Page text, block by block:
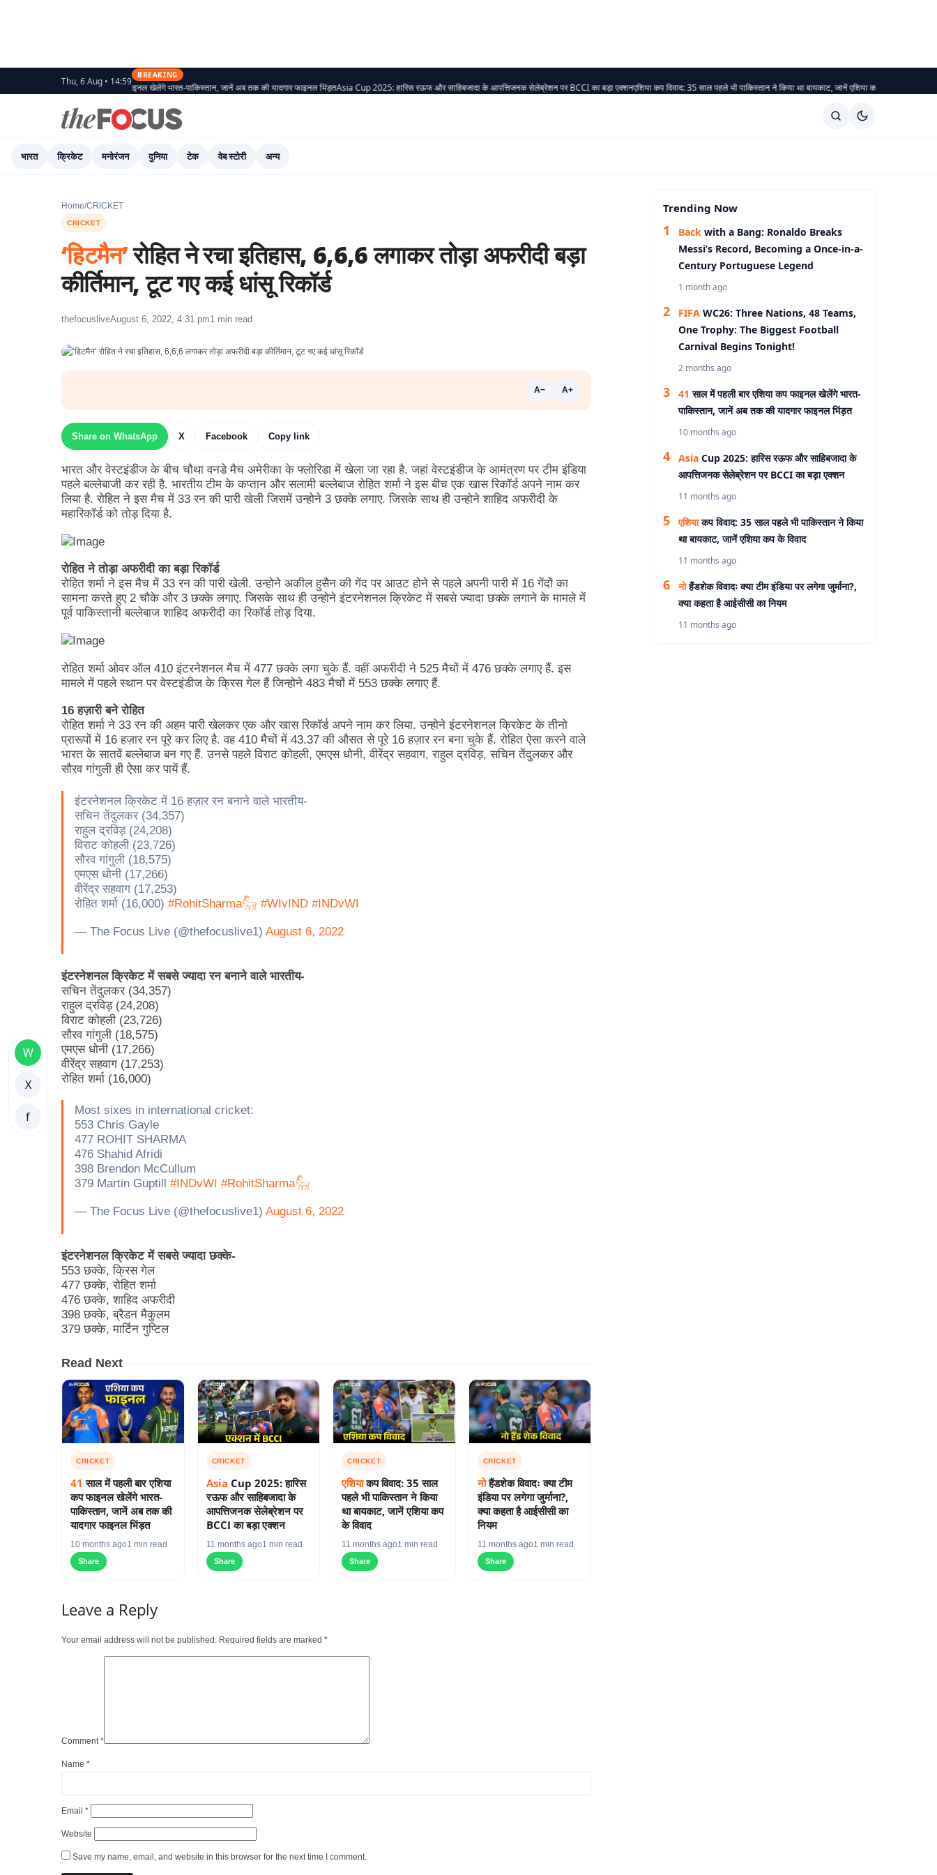
Thu, 6 Aug • 14:59
BREAKING
साल में पहली बार एशिया कप फाइनल खेलेंगे भारत-पाकिस्तान, जानें अब तक की यादगार फाइनल भिंड़तAsia Cup 2025: हारिस रऊफ और साहिबजादा के आपत्तिजनक सेलेब्रेशन पर BCCI का बड़ा एक्शनएशिया कप विवाद: 35 साल पहले भी पाकिस्तान ने किया था बायकाट, जानें एशिया कप के विवादनो हैंडशेक विवादः
भारत क्रिकेट मनोरंजन दुनिया टेक वेब स्टोरी अन्य
Home/CRICKET
CRICKET
‘हिटमैन’रोहित ने रचा इतिहास, 6,6,6 लगाकर तोड़ा अफरीदी बड़ा
कीर्तिमान, टूट गए कई धांसू रिकॉर्ड
thefocusliveAugust 6, 2022, 4:31 pm1 min read
A− A+
Share on WhatsApp X Facebook Copy link
भारत और वेस्टइंडीज के बीच चौथा वनडे मैच अमेरीका के फ्लोरिडा में खेला जा रहा है. जहां वेस्टइंडीज के आमंत्रण पर टीम इंडिया
पहले बल्लेबाजी कर रही है. भारतीय टीम के कप्तान और सलामी बल्लेबाज रोहित शर्मा ने इस बीच एक खास रिकॉर्ड अपने नाम कर
लिया है. रोहित ने इस मैच में 33 रन की पारी खेली जिसमें उन्होने 3 छक्के लगाए. जिसके साथ ही उन्होने शाहिद अफरीदी के
महारिकॉर्ड को तोड़ दिया है.
रोहित ने तोड़ा अफरीदी का बड़ा रिकॉर्ड
रोहित शर्मा ने इस मैच में 33 रन की पारी खेली. उन्होने अकील हुसैन की गेंद पर आउट होने से पहले अपनी पारी में 16 गेंदों का
सामना करते हुए 2 चौके और 3 छक्के लगाए. जिसके साथ ही उन्होने इंटरनेशनल क्रिकेट में सबसे ज्यादा छक्के लगाने के मामले में
पूर्व पाकिस्तानी बल्लेबाज शाहिद अफरीदी का रिकॉर्ड तोड़ दिया.
रोहित शर्मा ओवर ऑल 410 इंटरनेशनल मैच में 477 छक्के लगा चुके हैं. वहीं अफरीदी ने 525 मैचों में 476 छक्के लगाए हैं. इस
मामले में पहले स्थान पर वेस्टइंडीज के क्रिस गेल हैं जिन्होने 483 मैचों में 553 छक्के लगाए हैं.
16 हज़ारी बने रोहित
रोहित शर्मा ने 33 रन की अहम पारी खेलकर एक और खास रिकॉर्ड अपने नाम कर लिया. उन्होने इंटरनेशनल क्रिकेट के तीनो
प्रारूपों में 16 हज़ार रन पूरे कर लिए है. वह 410 मैचों में 43.37 की औसत से पूरे 16 हज़ार रन बना चुके हैं. रोहित ऐसा करने वाले
भारत के सातवें बल्लेबाज बन गए हैं. उनसे पहले विराट कोहली, एमएस धोनी, वीरेंद्र सहवाग, राहुल द्रविड़, सचिन तेंदुलकर और
सौरव गांगुली ही ऐसा कर पायें हैं.
इंटरनेशनल क्रिकेट में 16 हज़ार रन बनाने वाले भारतीय-
सचिन तेंदुलकर (34,357)
राहुल द्रविड़ (24,208)
विराट कोहली (23,726)
सौरव गांगुली (18,575)
एमएस धोनी (17,266)
वीरेंद्र सहवाग (17,253)
रोहित शर्मा (16,000) #RohitSharma𓃵 #WIvIND #INDvWI
— The Focus Live (@thefocuslive1) August 6, 2022
इंटरनेशनल क्रिकेट में सबसे ज्यादा रन बनाने वाले भारतीय-
सचिन तेंदुलकर (34,357)
राहुल द्रविड़ (24,208)
विराट कोहली (23,726)
सौरव गांगुली (18,575)
एमएस धोनी (17,266)
वीरेंद्र सहवाग (17,253)
रोहित शर्मा (16,000)
Most sixes in international cricket:
553 Chris Gayle
477 ROHIT SHARMA
476 Shahid Afridi
398 Brendon McCullum
379 Martin Guptill #INDvWI #RohitSharma𓃵
— The Focus Live (@thefocuslive1) August 6, 2022
इंटरनेशनल क्रिकेट में सबसे ज्यादा छक्के-
553 छक्के, क्रिस गेल
477 छक्के, रोहित शर्मा
476 छक्के, शाहिद अफरीदी
398 छक्के, ब्रैडन मैकुलम
379 छक्के, मार्टिन गुप्टिल
Read Next
CRICKET
41 साल में पहली बार एशिया
कप फाइनल खेलेंगे भारत-
पाकिस्तान, जानें अब तक की
यादगार फाइनल भिंड़त
10 months ago1 min read
Share
CRICKET
Asia Cup 2025: हारिस
रऊफ और साहिबजादा के
आपत्तिजनक सेलेब्रेशन पर
BCCI का बड़ा एक्शन
11 months ago1 min read
Share
CRICKET
एशियाकप विवाद: 35 साल
पहले भी पाकिस्तान ने किया
था बायकाट, जानें एशिया कप
के विवाद
11 months ago1 min read
Share
CRICKET
नोहैंडशेक विवादः क्या टीम
इंडिया पर लगेगा जुर्माना?,
क्या कहता है आईसीसी का
नियम
11 months ago1 min read
Share
Leave a Reply
Your email address will not be published. Required fields are marked *
Comment*
Name *
Email *
Website
Save my name, email, and website in this browser for the next time I comment.
Trending Now
Back with a Bang: Ronaldo Breaks
Messi’s Record, Becoming a Once-in-a-
Century Portuguese Legend
1 month ago
FIFA WC26: Three Nations, 48 Teams,
One Trophy: The Biggest Football
Carnival Begins Tonight!
2 months ago
41 साल में पहली बार एशिया कप फाइनल खेलेंगे भारत-
पाकिस्तान, जानें अब तक की यादगार फाइनल भिंड़त
10 months ago
Asia Cup 2025: हारिस रऊफ और साहिबजादा के
आपत्तिजनक सेलेब्रेशन पर BCCI का बड़ा एक्शन
11 months ago
एशियाकप विवाद: 35 साल पहले भी पाकिस्तान ने किया
था बायकाट, जानें एशिया कप के विवाद
11 months ago
नोहैंडशेक विवादः क्या टीम इंडिया पर लगेगा जुर्माना?,
क्या कहता है आईसीसी का नियम
11 months ago
W
X
f